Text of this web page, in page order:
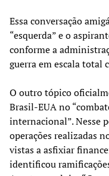
Essa conversação
“esquerda” e o
conforme a
guerra em escala total
O outro tópico
Brasil-EUA no
internacional”. Nesse
operações realizadas
vistas a asfixiar
identificou